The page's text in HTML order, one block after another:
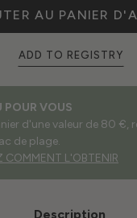
AU PANIER
ADD TO REGISTRY
POUR VOUS
d'une valeur de 80 €,
de plage.
COMMENT L'OBTENIR
Description